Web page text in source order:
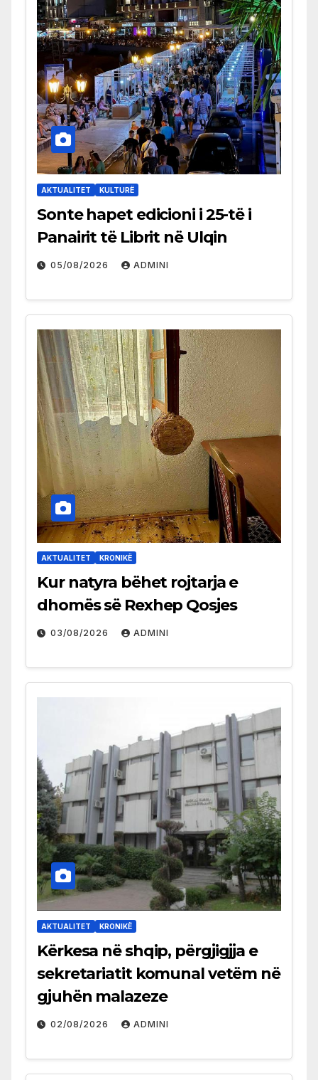
AKTUALITET KULTURË
Sonte hapet edicioni i 25-të i
Panairit të Librit në Ulqin
05/08/2026 ADMINI
AKTUALITET KRONIKË
Kur natyra bëhet rojtarja e
dhomës së Rexhep Qosjes
03/08/2026 ADMINI
AKTUALITET KRONIKË
Kërkesa në shqip, përgjigjja e
sekretariatit komunal vetëm në
gjuhën malazeze
02/08/2026 ADMINI